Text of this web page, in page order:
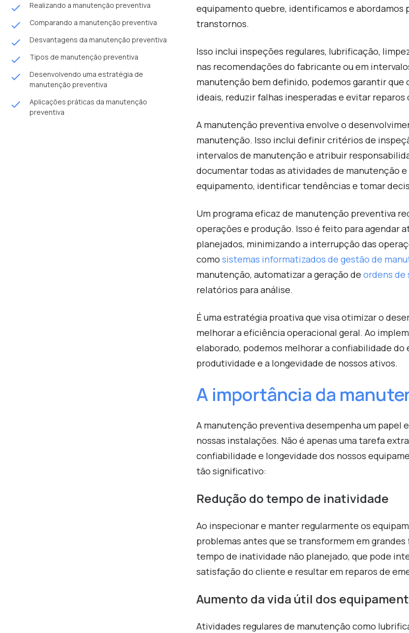
done Realizando a manutenção preventiva
done Comparando a manutenção preventiva
done Desvantagens da manutenção preventiva
done Tipos de manutenção preventiva
done
Desenvolvendo uma estratégia de
manutenção preventiva
done
Aplicações práticas da manutenção
preventiva
equipamento quebre, identificamos e abordamos
transtornos.
Isso inclui inspeções regulares, lubrificação,
nas recomendações do fabricante ou em
manutenção bem definido, podemos garantir
ideais, reduzir falhas inesperadas e evitar
A manutenção preventiva envolve o
manutenção. Isso inclui definir critérios de
intervalos de manutenção e atribuir
documentar todas as atividades de manutenção
equipamento, identificar tendências e tomar
Um programa eficaz de manutenção preventiva
operações e produção. Isso é feito para agendar
planejados, minimizando a interrupção das
comosistemas informatizados de gestão de
manutenção, automatizar a geração deordens de
relatórios para análise.
É uma estratégia proativa que visa otimizar o
melhorar a eficiência operacional geral. Ao
elaborado, podemos melhorar a confiabilidade
produtividade e a longevidade de nossos ativos.
A importância da
A manutenção preventiva desempenha um
nossas instalações. Não é apenas uma tarefa
confiabilidade e longevidade dos nossos
tão significativo:
Redução do tempo de inatividade
Ao inspecionar e manter regularmente os
problemas antes que se transformem em
tempo de inatividade não planejado, que pode
satisfação do cliente e resultar em reparos de
Aumento da vida útil dos
Atividades regulares de manutenção como